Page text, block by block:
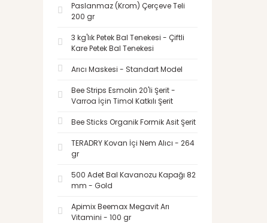
Paslanmaz (Krom) Çerçeve Teli
200 gr
3 kg'lık Petek Bal Tenekesi - Çiftli
Kare Petek Bal Tenekesi
Arıcı Maskesi - Standart Model
Bee Strips Esmolin 20'li Şerit -
Varroa İçin Timol Katkılı Şerit
Bee Sticks Organik Formik Asit Şerit
TERADRY Kovan İçi Nem Alıcı - 264
gr
500 Adet Bal Kavanozu Kapağı 82
mm - Gold
Apimix Beemax Megavit Arı
Vitamini - 100 gr